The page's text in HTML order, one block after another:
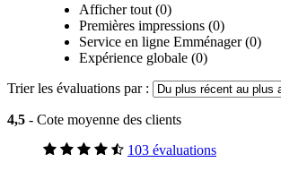
Afficher tout (0)
Premières impressions (0)
Service en ligne Emménager (0)
Expérience globale (0)
Trier les évaluations par :
4,5 - Cote moyenne des clients
103 évaluations